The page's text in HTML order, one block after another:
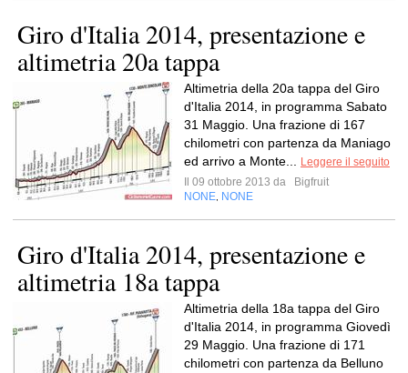
Giro d'Italia 2014, presentazione e
altimetria 20a tappa
Altimetria della 20a tappa del Giro
d'Italia 2014, in programma Sabato
31 Maggio. Una frazione di 167
chilometri con partenza da Maniago
ed arrivo a Monte...
Leggere il seguito
Il 09 ottobre 2013 da
Bigfruit
NONE NONE
Giro d'Italia 2014, presentazione e
altimetria 18a tappa
Altimetria della 18a tappa del Giro
d'Italia 2014, in programma Giovedì
29 Maggio. Una frazione di 171
chilometri con partenza da Belluno